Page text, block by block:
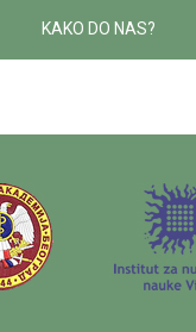
KAKO DO NAS?